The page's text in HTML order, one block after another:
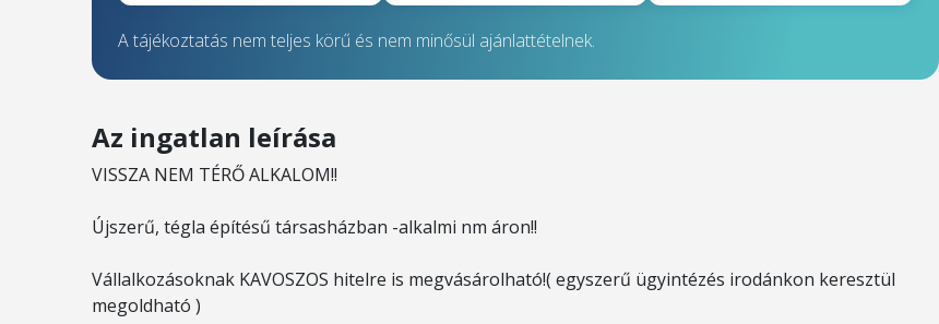
A tájékoztatás nem teljes körű és nem minősül ajánlattételnek.
Az ingatlan leírása
VISSZA NEM TÉRŐ ALKALOM!!
Újszerű, tégla építésű társasházban -alkalmi nm áron!!
Vállalkozásoknak KAVOSZOS hitelre is megvásárolható!( egyszerű ügyintézés irodánkon keresztül
megoldható )